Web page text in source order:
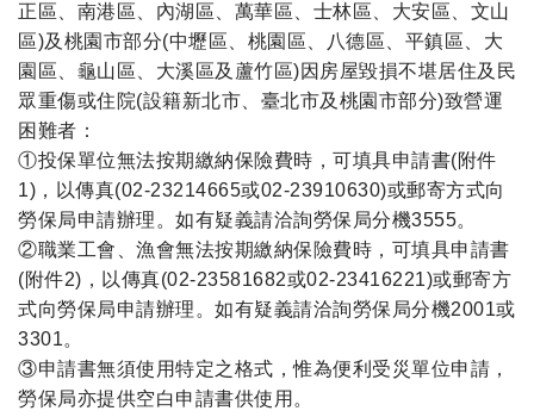
正區、南港區、內湖區、萬華區、士林區、大安區、文山
區)及桃園市部分(中壢區、桃園區、八德區、平鎮區、大
園區、龜山區、大溪區及蘆竹區)因房屋毀損不堪居住及民
眾重傷或住院(設籍新北市、臺北市及桃園市部分)致營運
困難者：
①投保單位無法按期繳納保險費時，可填具申請書(附件
1)，以傳真(02-23214665或02-23910630)或郵寄方式向
勞保局申請辦理。如有疑義請洽詢勞保局分機3555。
②職業工會、漁會無法按期繳納保險費時，可填具申請書
(附件2)，以傳真(02-23581682或02-23416221)或郵寄方
式向勞保局申請辦理。如有疑義請洽詢勞保局分機2001或
3301。
③申請書無須使用特定之格式，惟為便利受災單位申請，
勞保局亦提供空白申請書供使用。